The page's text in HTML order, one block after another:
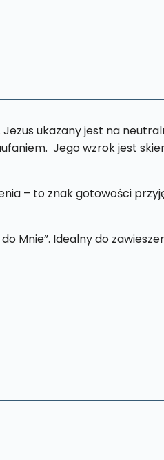
Otwartą
S68
13
19
ukazany jest na
Jego wzrok jest
– to znak gotowości
Mnie”. Idealny do